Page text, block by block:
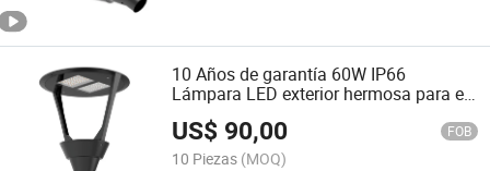
10 Años de garantía 60W IP66
Lámpara LED exterior hermosa para el
jardín
US$ 90,00 FOB
10 Piezas (MOQ)